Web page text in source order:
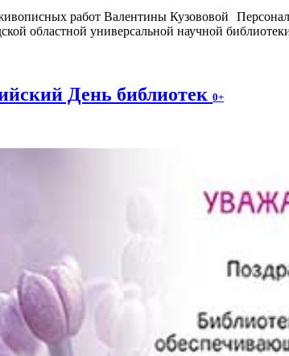
областной универсальной научной
День библиотек 0+